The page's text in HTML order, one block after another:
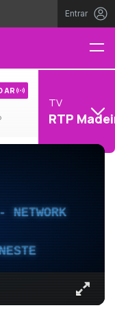
Entrar
AR
TV
RTP